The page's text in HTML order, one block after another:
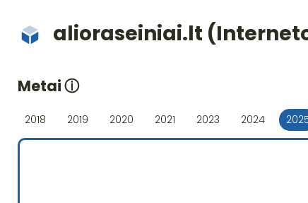
alioraseiniai.lt
Metaiⓘ
2018 2019 2020 2021 2023 2024